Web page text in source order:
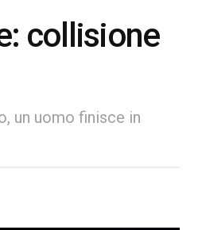
collisione
un uomo finisce in